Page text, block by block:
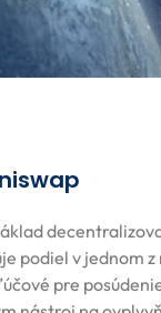
podiel v jednom
pre